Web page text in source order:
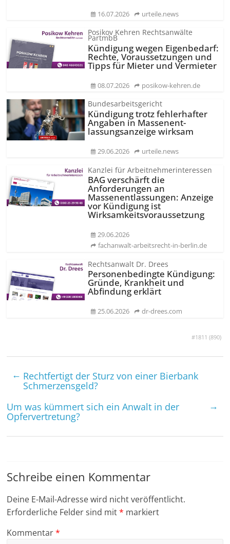
#1811 (890)
16.07.2026 urteile.news
Posikov Kehren Rechtsanwälte
PartmbB
Kündigung wegen Eigenbedarf:
Rechte, Voraussetzungen und
Tipps für Mieter und Vermieter
08.07.2026 posikow-kehren.de
Bundesarbeitsgericht
Kündigung trotz fehlerhafter
Angaben in Massenent­
lassungsanzeige wirksam
29.06.2026 urteile.news
Kanzlei für Arbeitnehmerinteressen
BAG verschärft die
Anforderungen an
Massenentlassungen: Anzeige
vor Kündigung ist
Wirksamkeits­voraussetzung
29.06.2026
fachanwalt-arbeitsrecht-in-berlin.de
Rechtsanwalt Dr. Drees
Personenbedingte Kündigung:
Gründe, Krankheit und
Abfindung erklärt
25.06.2026 dr-drees.com
← Recht­fertigt der Sturz von einer Bierbank
Schmerzens­geld?
Um was kümmert sich ein Anwalt in der
Opfer­vertretung?
→
Schreibe einen Kommentar
Deine E-Mail-Adresse wird nicht veröffentlicht.
Erforderliche Felder sind mit* markiert
Kommentar*